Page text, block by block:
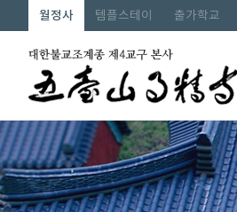
월정사 템플스테이 출가학교